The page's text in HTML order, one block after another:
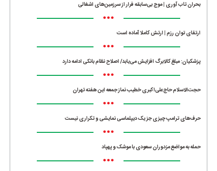
بحران تاب آوری | موج بی‌سابقه فرار از سرزمین‌های اشغالی
•••
ارتقای توان رزم | ارتش کاملا آماده است
•••
پزشکیان: مبلغ کالابرگ افزایش می‌یابد/ اصلاح نظام بانکی ادامه دارد
•••
حجت‌الاسلام حاج‌علی‌اکبری خطیب نماز جمعه این هفته تهران
•••
حرف‌های ترامپ چیزی جز یک دیپلماسی نمایشی و تکراری نیست
•••
حمله به مواضع مزدوران سعودی با موشک و پهپاد
•••